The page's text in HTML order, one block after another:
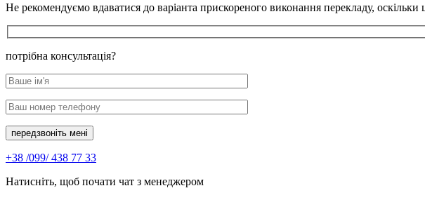
Не рекомендуємо вдаватися до варіанта прискореного виконання перекладу,
потрібна консультація?
передзвоніть мені
+38 /099/ 438 77 33
Натисніть, щоб почати чат з менеджером